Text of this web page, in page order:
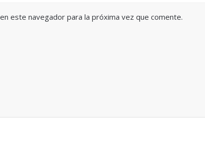
este navegador para la próxima vez que comente.